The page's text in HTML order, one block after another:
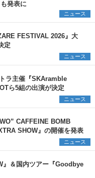
発表に
ニュース
FESTIVAL 2026』大
定
ニュース
ラ主催『SKAramble
ら5組の出演が決定
ニュース
CAFFEINE BOMB
SHOW』の開催を発表
ニュース
』＆国内ツアー『Goodbye